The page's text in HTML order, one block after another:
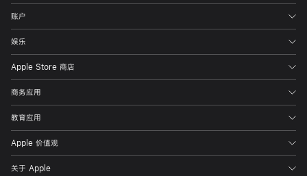
账户
娱乐
Apple Store 商店
商务应用
教育应用
Apple 价值观
关于 Apple